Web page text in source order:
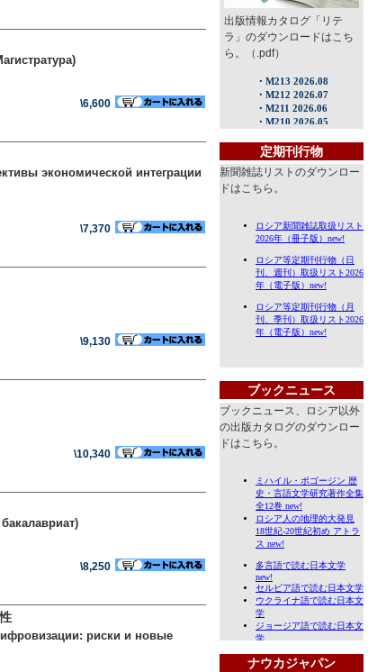
\6,600
экономической интеграции
\7,370
\9,130
\10,340
\8,250
能性
риски и новые
出版情報カタログ「リテ
ラ」のダウンロードはこち
ら。（.pdf）
定期刊行物
新聞雑誌リストのダウンロー
ドはこちら。
ブックニュース
ブックニュース、ロシア以外
の出版カタログのダウンロー
ドはこちら。
ナウカジャパン